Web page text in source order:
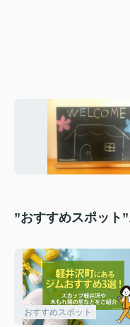
”おすすめスポット
おすすめスポット